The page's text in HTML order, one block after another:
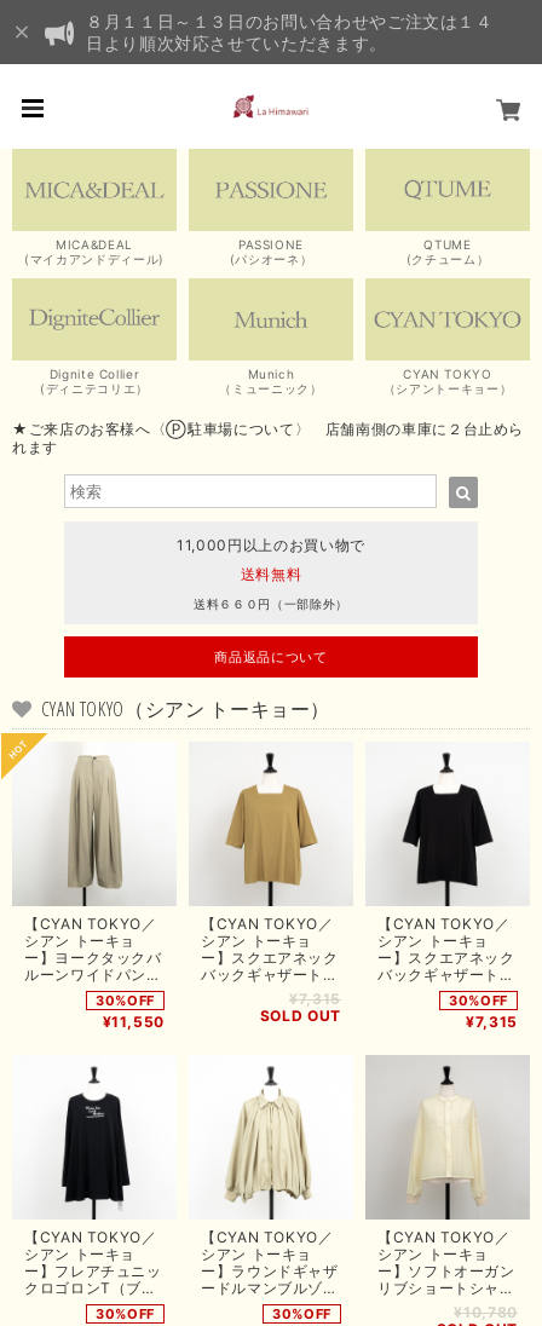
８月１１日～１３日のお問い合わせやご注文は１４
日より順次対応させていただきます。
MICA&DEAL
(マイカアンドディール)
PASSIONE
(パシオーネ）
QTUME
(クチューム）
Dignite Collier
(ディニテコリエ）
Munich
（ミューニック）
CYAN TOKYO
（シアントーキョー）
★ご来店のお客様へ〈Ⓟ駐車場について〉 店舗南側の車庫に２台止めら
れます
11,000円以上のお買い物で
送料無料
送料６６０円（一部除外）
商品返品について
CYAN TOKYO（シアン トーキョー）
【CYAN TOKYO／
シアン トーキョ
ー】ヨークタックバ
ルーンワイドパンツ
（グレージュ）
30%OFF
¥11,550
【CYAN TOKYO／
シアン トーキョ
ー】スクエアネック
バックギャザートッ
プス（モカ）¥7,315
SOLD OUT
【CYAN TOKYO／
シアン トーキョ
ー】スクエアネック
バックギャザートッ
プス（ブラック）
30%OFF
¥7,315
【CYAN TOKYO／
シアン トーキョ
ー】フレアチュニッ
クロゴロンT（ブラ
30%OFF
【CYAN TOKYO／
シアン トーキョ
ー】ラウンドギャザ
ードルマンブルゾン
（ベージュ）30%OFF
【CYAN TOKYO／
シアン トーキョ
ー】ソフトオーガン
リブショートシャツ
（ベージュ）¥10,780